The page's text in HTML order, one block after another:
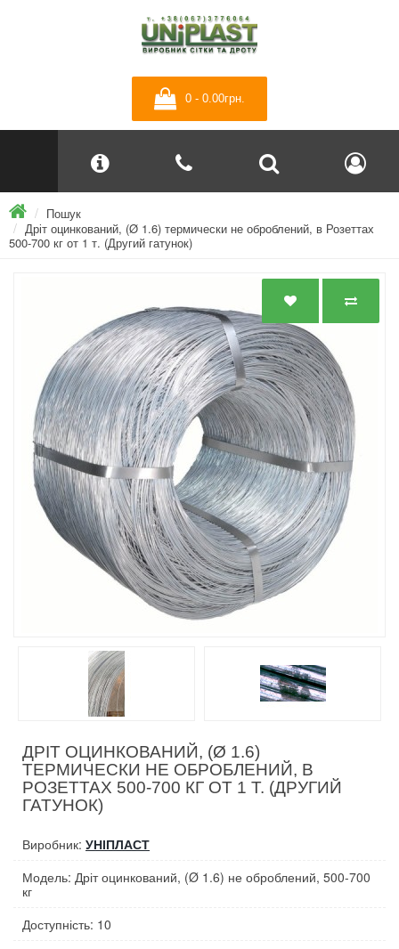
0 - 0.00грн.
Пошук
Дріт оцинкований, (Ø 1.6) термически не оброблений, в Розеттах
500-700 кг от 1 т. (Другий гатунок)
ДРІТ ОЦИНКОВАНИЙ, (Ø 1.6)
ТЕРМИЧЕСКИ НЕ ОБРОБЛЕНИЙ, В
РОЗЕТТАХ 500-700 КГ ОТ 1 Т. (ДРУГИЙ
ГАТУНОК)
Виробник: УНІПЛАСТ
Модель: Дріт оцинкований, (Ø 1.6) не оброблений, 500-700
кг
Доступність: 10